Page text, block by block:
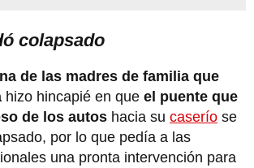
colapsado
de las madres de familia que
hizo hincapié en que el puente que
de los autos hacia su caserío se
por lo que pedía a las
una pronta intervención para